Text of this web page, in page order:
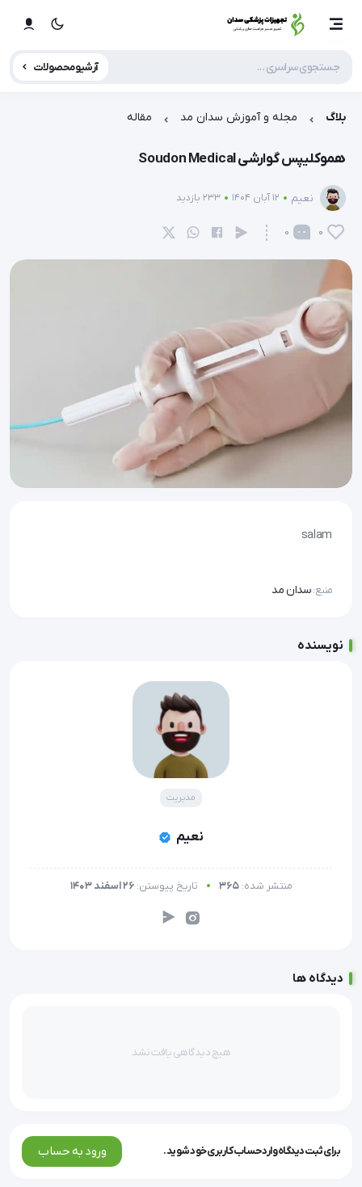
آرشیو محصولات
بلاگ مجله و آموزش سدان مد مقاله
هموکلیپس گوارشی Soudon Medical
نعیم 12 آبان 1404 233 بازدید
0
0
salam
منبع:سدان مد
نویسنده
مدیریت
نعیم
منتشر شده: 365 تاریخ پیوستن: 26 اسفند 1403
دیدگاه ها
هیچ دیدگاهی یافت نشد
برای ثبت دیدگاه وارد حساب کاربری خود شوید. ورود به حساب